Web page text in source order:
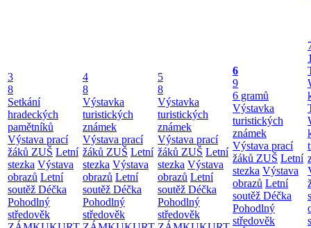
3
8
Setkání
hradeckých
pamětníků
Výstava prací
žáků ZUŠ Letní
stezka Výstava
obrazů Letní
soutěž Déčka
Pohodlný
středověk
4
8
Výstavka
turistických
známek
Výstava prací
žáků ZUŠ Letní
stezka Výstava
obrazů Letní
soutěž Déčka
Pohodlný
středověk
5
8
Výstavka
turistických
známek
Výstava prací
žáků ZUŠ Letní
stezka Výstava
obrazů Letní
soutěž Déčka
Pohodlný
středověk
6
9
6 gramů
Výstavka
turistických
známek
Výstava prací
žáků ZUŠ Letní
stezka Výstava
obrazů Letní
soutěž Déčka
Pohodlný
středověk